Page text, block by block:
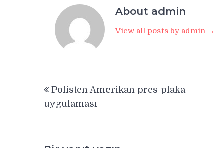
About admin
View all posts by admin →
gezinmesi
Polisten Amerikan pres plaka
uygulaması